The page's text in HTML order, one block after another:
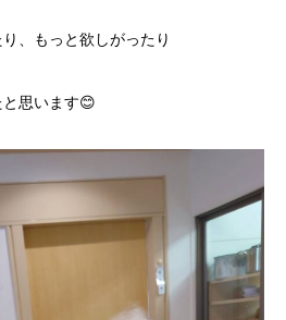
、もっと欲しがったり
思います😊